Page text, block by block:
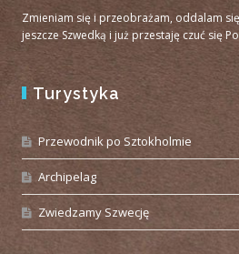
Zmieniam się i przeobrażam, oddalam
jeszcze Szwedką i już przestaję czuć się
Turystyka
Przewodnik po Sztokholmie
Archipelag
Zwiedzamy Szwecję